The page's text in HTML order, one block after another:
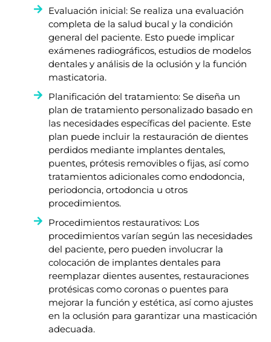
Evaluación inicial: Se realiza una evaluación
completa de la salud bucal y la condición
general del paciente. Esto puede implicar
exámenes radiográficos, estudios de modelos
dentales y análisis de la oclusión y la función
masticatoria.
Planificación del tratamiento: Se diseña un
plan de tratamiento personalizado basado en
las necesidades específicas del paciente. Este
plan puede incluir la restauración de dientes
perdidos mediante implantes dentales,
puentes, prótesis removibles o fijas, así como
tratamientos adicionales como endodoncia,
periodoncia, ortodoncia u otros
procedimientos.
Procedimientos restaurativos: Los
procedimientos varían según las necesidades
del paciente, pero pueden involucrar la
colocación de implantes dentales para
reemplazar dientes ausentes, restauraciones
protésicas como coronas o puentes para
mejorar la función y estética, así como ajustes
en la oclusión para garantizar una masticación
adecuada.